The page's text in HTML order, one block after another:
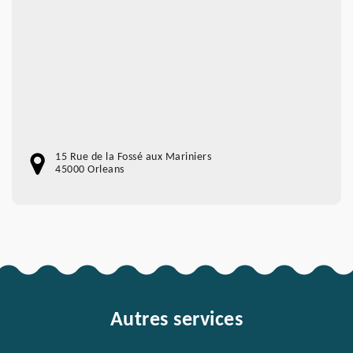
15 Rue de la Fossé aux Mariniers
45000 Orleans
Autres services